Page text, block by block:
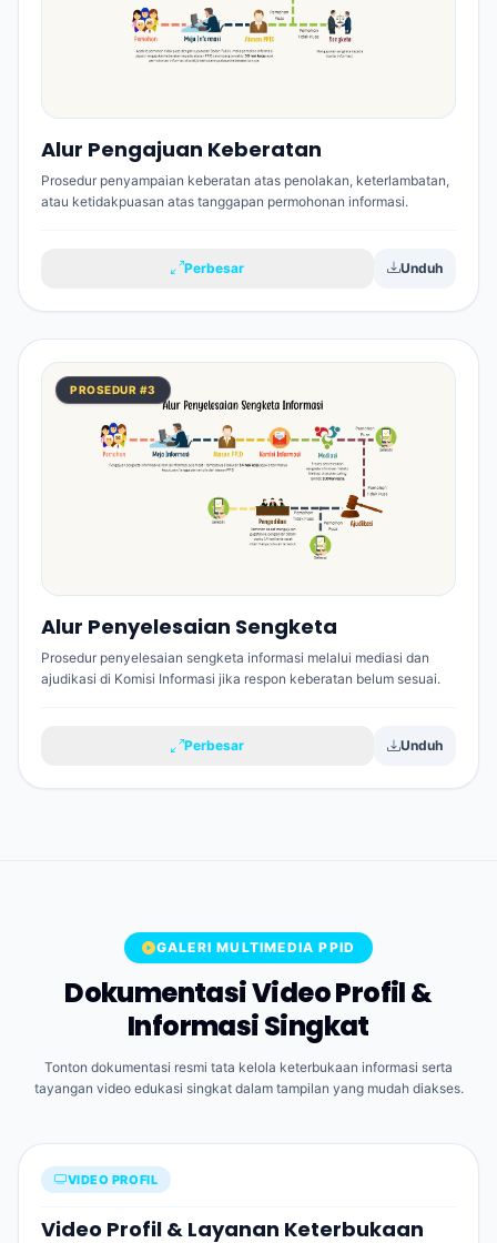
Alur Pengajuan Keberatan
Prosedur penyampaian keberatan atas penolakan, keterlambatan,
atau ketidakpuasan atas tanggapan permohonan informasi.
Perbesar Unduh
PROSEDUR #3
Alur Penyelesaian Sengketa
Prosedur penyelesaian sengketa informasi melalui mediasi dan
ajudikasi di Komisi Informasi jika respon keberatan belum sesuai.
Perbesar Unduh
GALERI MULTIMEDIA PPID
Dokumentasi Video Profil &
Informasi Singkat
Tonton dokumentasi resmi tata kelola keterbukaan informasi serta
tayangan video edukasi singkat dalam tampilan yang mudah diakses.
VIDEO PROFIL
Video Profil & Layanan Keterbukaan